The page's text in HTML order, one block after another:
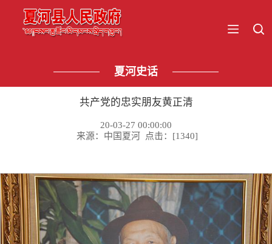
夏河史话
共产党的忠实朋友黄正清
20-03-27 00:00:00
来源：中国夏河 点击：[1340]